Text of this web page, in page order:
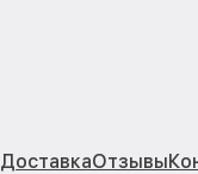
ДоставкаОтзывы